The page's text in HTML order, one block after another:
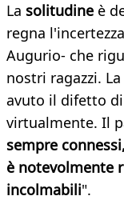
La solitudine è
regna
Augurio- che
nostri ragazzi.
avuto il difetto
virtualmente. Il
sempre
è notevolmente
incolmabili".